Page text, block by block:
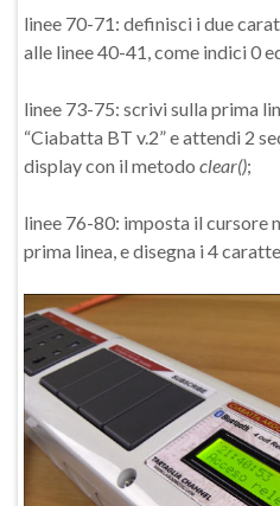
linee 70-71: definisci i due
alle linee 40-41, come indici 0
linee 73-75: scrivi sulla prima
“Ciabatta BT v.2” e attendi 2
display con il metodo clear();
linee 76-80: imposta il cursore
prima linea, e disegna i 4